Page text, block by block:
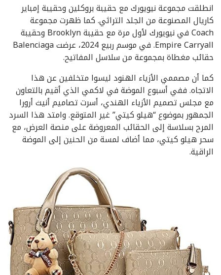
انطلقت مجموعة نيويورك مع حقيبة بروكلين وحقيبة إمباير
كاريال المصنوعة من الجلد التراثي. كما ظهرت مجموعة
Coach في نيويورك لأول مرة مع حقيبة Brooklyn وحقيبة
Empire Carryall. في موسم ربيع 2024، عرضت Balenciaga
حقائب مغطاة بمجموعة من سلاسل المفاتيح.
كما أن مصممي الأزياء الهنود ليسوا متخلفين عن هذا
الاتجاه. ففي أسبوع الموضة في لاكمي الذي أقيم بالتعاون
مع مجلس تصميم الأزياء الهندي، أسرت تصاميم أنيث أرورا
الجمهور بموضوع “هيلو كيتي” غير المتوقع. وامتد هذا السرد
المرح بسلاسة إلى الحقائب المعروضة على منصة العرض، مع
سحر هيلو كيتي، مما أضاف لمسة من الحنين إلى الموضة
الراقية.